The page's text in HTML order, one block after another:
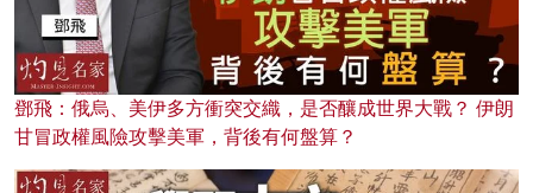
鄧飛：俄烏、美伊多方衝突交織，是否釀成世界大戰？ 伊朗
甘冒政權風險攻擊美軍，背後有何盤算？